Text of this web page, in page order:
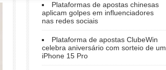
Plataformas de apostas chinesas
aplicam golpes em influenciadores
nas redes sociais
Plataforma de apostas ClubeWin
celebra aniversário com sorteio de um
iPhone 15 Pro